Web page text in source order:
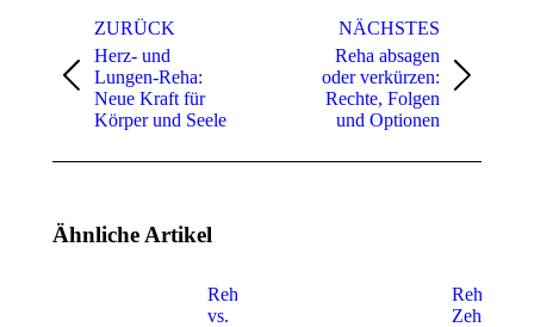
ZURÜCK
Vorheriger
Beitrag:
Herz- und
Lungen-Reha:
Neue Kraft für
Körper und Seele
NÄCHSTES
Nächster
Beitrag:
Reha absagen
oder verkürzen:
Rechte, Folgen
und Optionen
Ähnliche Artikel
Reha
vs.
Reha nach